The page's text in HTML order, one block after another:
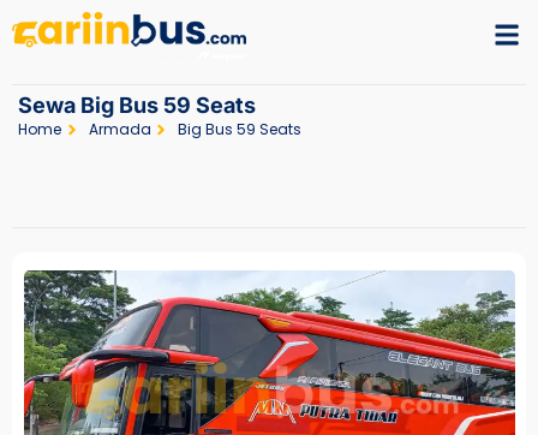
Sewa Big Bus 59 Seats
Home Armada Big Bus 59 Seats